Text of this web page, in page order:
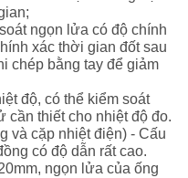
ngọn lửa có độ chính
xác thời gian đốt sau
chép bằng tay để giảm
độ, có thể kiểm soát
cần thiết cho nhiệt độ đo.
và cặp nhiệt điện) - Cấu
có độ dẫn rất cao.
ngọn lửa của ống